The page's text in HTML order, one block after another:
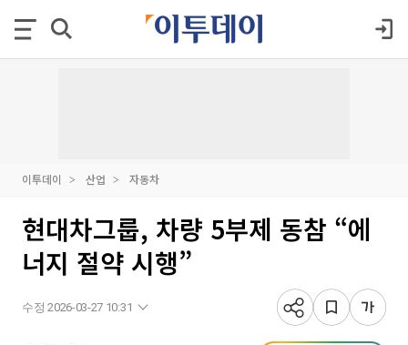
이투데이 산업 자동차
현대차그룹, 차량 5부제 동참 “에
너지 절약 시행”
수정 2026-03-27 10:31